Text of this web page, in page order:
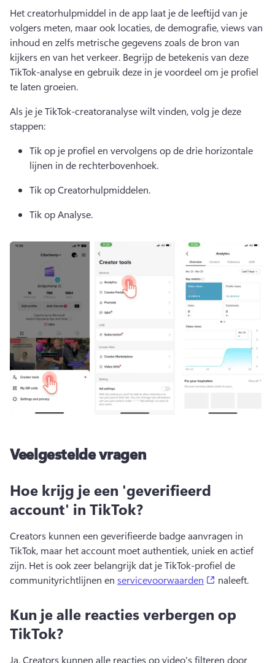
Het creatorhulpmiddel in de app laat je de leeftijd van je
volgers meten, maar ook locaties, de demografie, views van
inhoud en zelfs metrische gegevens zoals de bron van
kijkers en van het verkeer. Begrijp de betekenis van deze
TikTok-analyse en gebruik deze in je voordeel om je profiel
te laten groeien.
Als je je TikTok-creatoranalyse wilt vinden, volg je deze
stappen:
Tik op je profiel en vervolgens op de drie horizontale
lijnen in de rechterbovenhoek.
Tik op Creatorhulpmiddelen.
Tik op Analyse.
Veelgestelde vragen
Hoe krijg je een 'geverifieerd
account' in TikTok?
Creators kunnen een geverifieerde badge aanvragen in
TikTok, maar het account moet authentiek, uniek en actief
zijn. Het is ook zeer belangrijk dat je TikTok-profiel de
communityrichtlijnen en servicevoorwaarden (opens in a
naleeft.
Kun je alle reacties verbergen op
TikTok?
Ja. Creators kunnen alle reacties op video's filteren door